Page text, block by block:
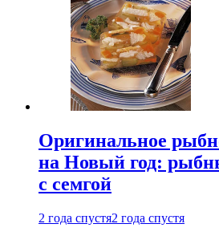
Оригинальное
на Новый год:
с семгой
2 года спустя2 года спустя